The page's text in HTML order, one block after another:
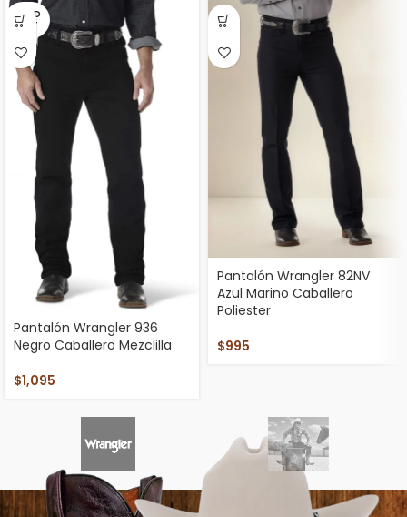
SOLD
OUT
Pantalón Wrangler 936
Negro Caballero Mezclilla
$1,095
Pantalón Wrangler 82NV
Azul Marino Caballero
Poliester
$995